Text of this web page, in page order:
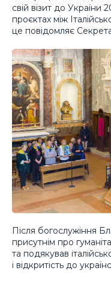
свій візит до України
проєктах між
це повідомляє
Після богослужіння
присутнім про
та подякував
і відкритість до